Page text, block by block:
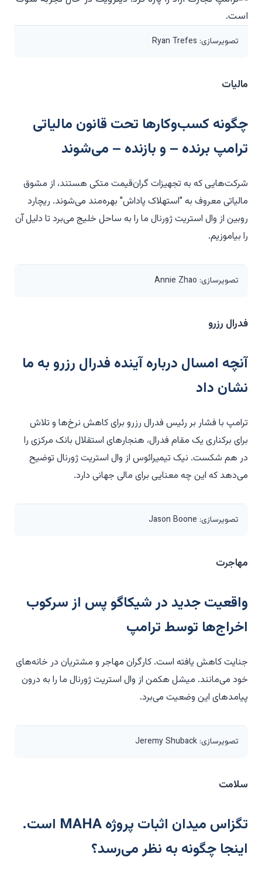
تصویرسازی: Ryan Trefes
مالیات
چگونه کسب‌وکارها تحت قانون مالیاتی
ترامپ برنده – و بازنده – می‌شوند
شرکت‌هایی که به تجهیزات گران‌قیمت متکی هستند، از مشوق
مالیاتی معروف به "استهلاک پاداش" بهره‌مند می‌شوند. ریچارد
روبین از وال استریت ژورنال ما را به ساحل خلیج می‌برد تا دلیل آن
را بیاموزیم.
تصویرسازی: Annie Zhao
فدرال رزرو
آنچه امسال درباره آینده فدرال رزرو به ما
نشان داد
ترامپ با فشار بر رئیس فدرال رزرو برای کاهش نرخ‌ها و تلاش
برای برکناری یک مقام فدرال، هنجارهای استقلال بانک مرکزی را
در هم شکست. نیک تیمیرائوس از وال استریت ژورنال توضیح
می‌دهد که این چه معنایی برای مالی جهانی دارد.
تصویرسازی: Jason Boone
مهاجرت
واقعیت جدید در شیکاگو پس از سرکوب
اخراج‌ها توسط ترامپ
جنایت کاهش یافته است. کارگران مهاجر و مشتریان در خانه‌های
خود می‌مانند. میشل هکمن از وال استریت ژورنال ما را به درون
پیامدهای این وضعیت می‌برد.
تصویرسازی: Jeremy Shuback
سلامت
تگزاس میدان اثبات پروژه MAHA است.
اینجا چگونه به نظر می‌رسد؟